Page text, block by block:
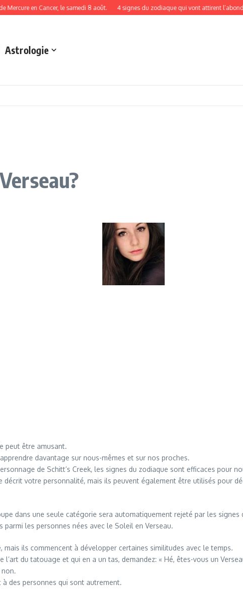
en Cancer, le samedi 8 août. 4 signes du zodiaque qui vont attirent l’abondance
Astrologie
peut être amusant.
davantage sur nous-mêmes et sur nos proches.
de Schitt’s Creek, les signes du zodiaque sont efficaces pour
votre personnalité, mais ils peuvent également être utilisés pour
dans une seule catégorie sera automatiquement rejeté par les signes
les personnes nées avec le Soleil en Verseau.
mais ils commencent à développer certaines similitudes avec le temps.
du tatouage et qui en a un tas, demandez: « Hé, êtes-vous un
des personnes qui sont autrement.